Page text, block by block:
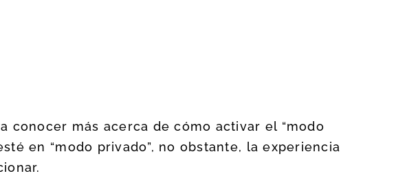
conocer más acerca de cómo activar el “modo
en “modo privado”, no obstante, la experiencia